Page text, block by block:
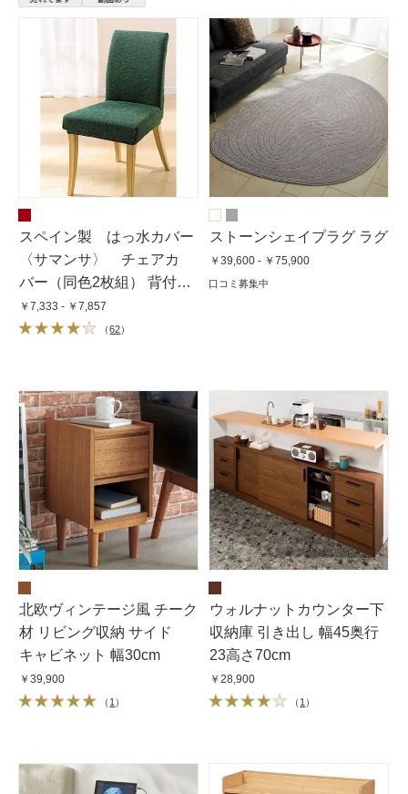
スペイン製 はっ水カバー
〈サマンサ〉 チェアカ
バー（同色2枚組） 背付き
カバー
￥7,333 - ￥7,857
（62）
ストーンシェイプラグ ラグ
￥39,600 - ￥75,900
口コミ募集中
北欧ヴィンテージ風 チーク
材 リビング収納 サイド
キャビネット 幅30cm
￥39,900
（ 1 ）
ウォルナットカウンター下
収納庫 引き出し 幅45奥行
23高さ70cm
￥28,900
（ 1 ）